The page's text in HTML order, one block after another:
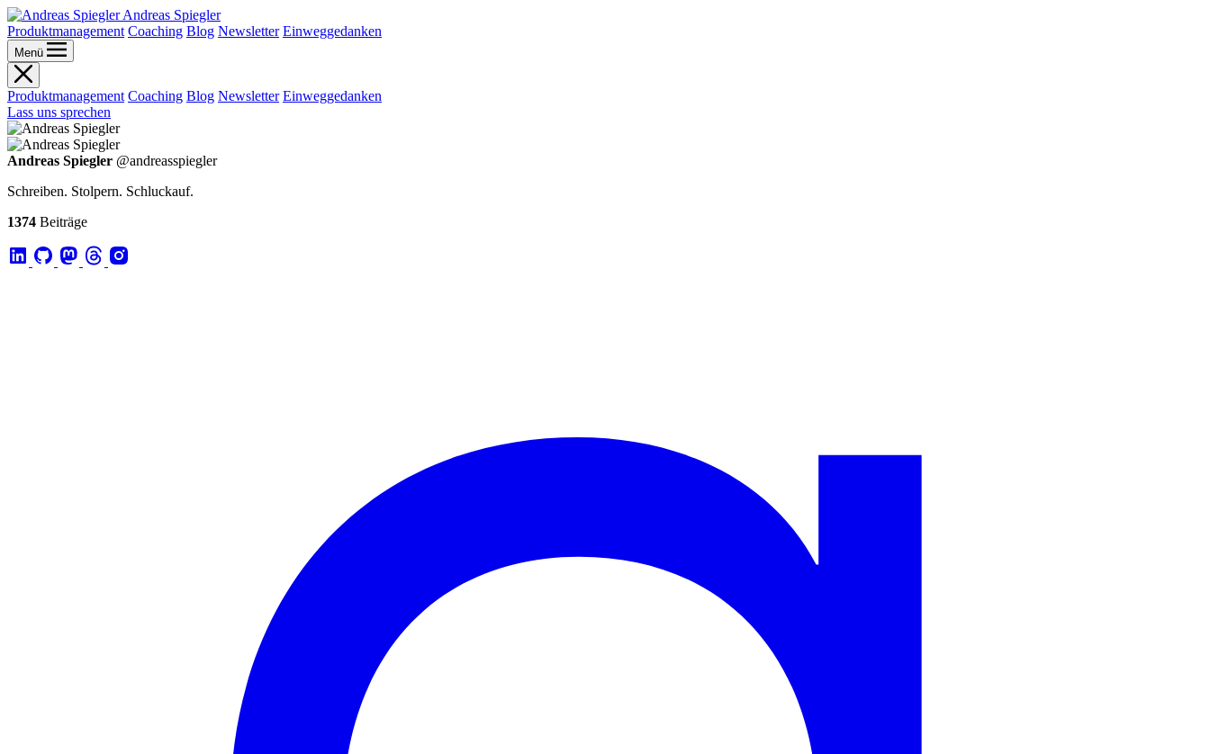
Andreas Spiegler
Produktmanagement Coaching Blog Newsletter Einweggedanken
Menü
Produktmanagement Coaching Blog Newsletter Einweggedanken
Lass uns sprechen
Andreas Spiegler @andreasspiegler
Schreiben. Stolpern. Schluckauf.
1374 Beiträge